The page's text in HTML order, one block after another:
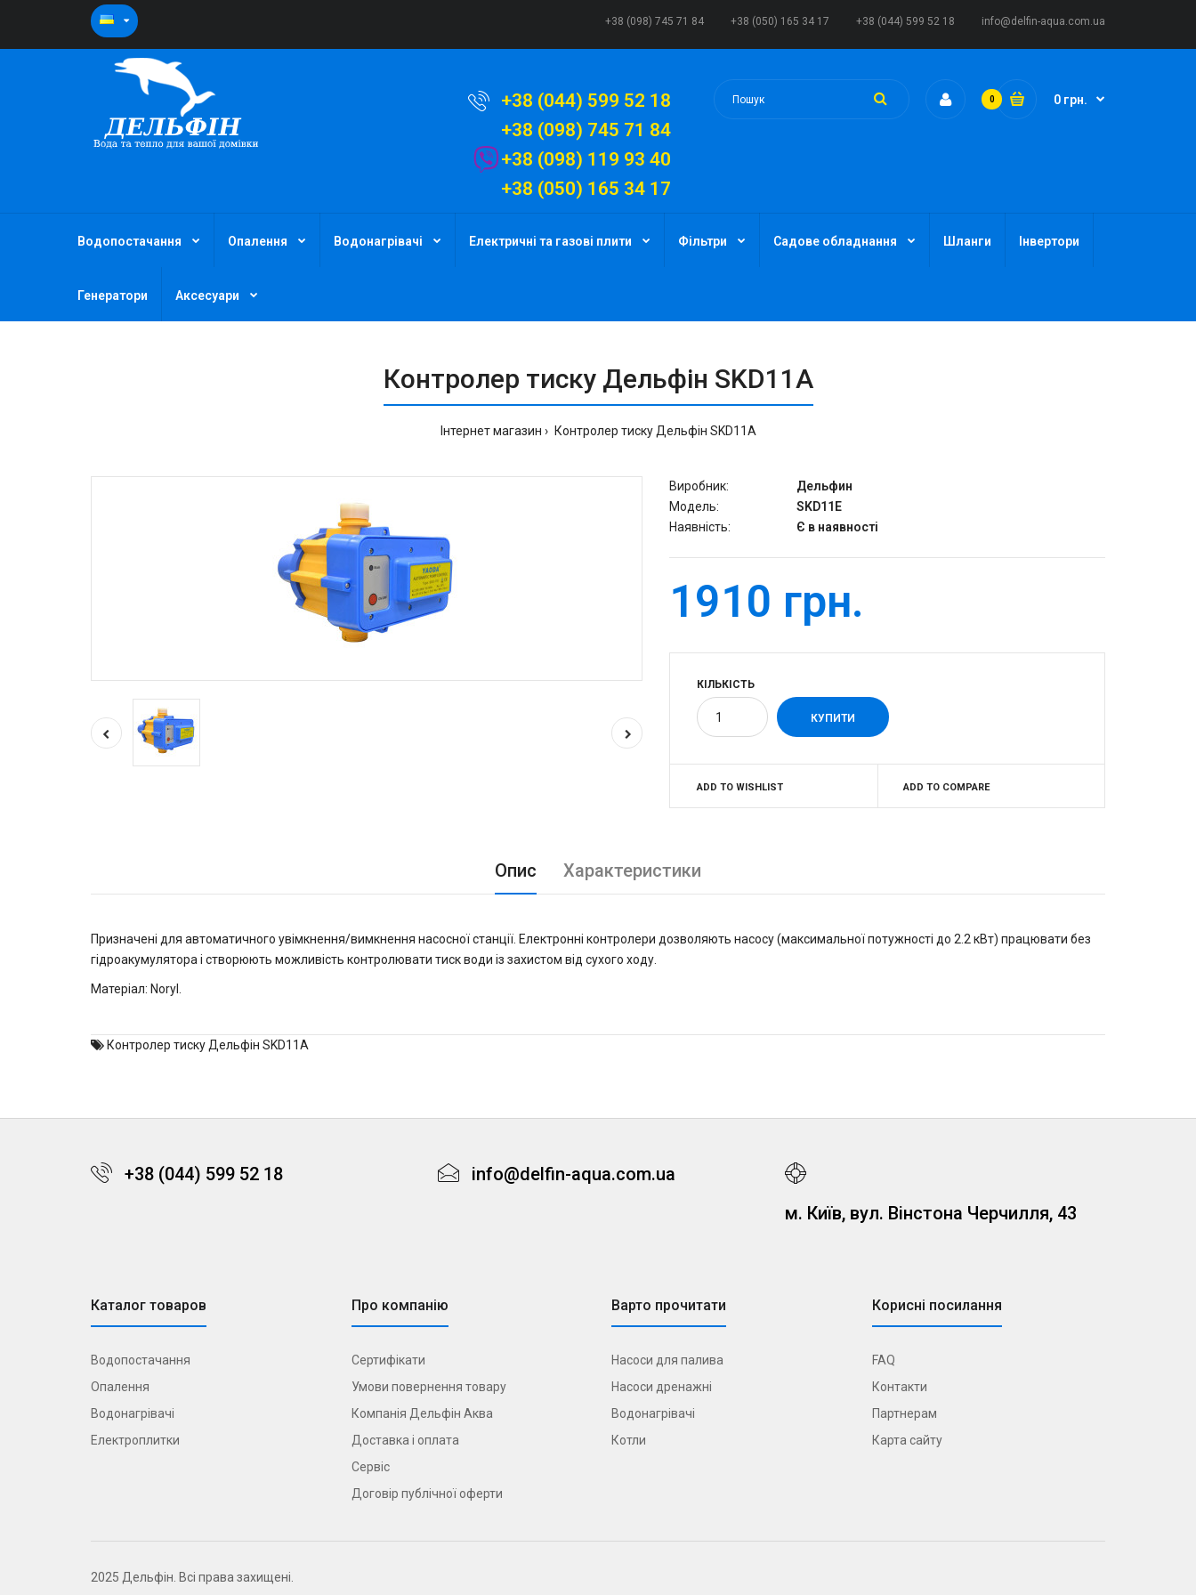
+38 (098) 745 71 84 +38 (050) 165 34 17 +38 (044) 599 52 18 info@delfin-aqua.com.ua
+38 (044) 599 52 18
+38 (098) 745 71 84
+38 (098) 119 93 40
+38 (050) 165 34 17
0 0 грн.
Водопостачання Опалення Водонагрівачі Електричні та газові плити Фільтри Садове обладнання Шланги Інвертори
Генератори Аксесуари
Контролер тиску Дельфін SKD11A
Інтернет магазин Контролер тиску Дельфін SKD11A
Виробник:
Дельфин
Модель:
SKD11E
Наявність:
Є в наявності
1910 грн.
КІЛЬКІСТЬ
ADD TO WISHLIST ADD TO COMPARE
Опис Характеристики
Призначені для автоматичного увімкнення/вимкнення насосної станції. Електронні контролери дозволяють насосу (максимальної потужності до 2.2 кВт) працювати без
гідроакумулятора і створюють можливість контролювати тиск води із захистом від сухого ходу.
Матеріал: Noryl.
Контролер тиску Дельфін SKD11A
+38 (044) 599 52 18
info@delfin-aqua.com.ua
м. Київ, вул. Вінстона Черчилля, 43
Каталог товаров
Водопостачання
Опалення
Водонагрівачі
Електроплитки
Про компанію
Сертифікати
Умови повернення товару
Компанія Дельфін Аква
Доставка і оплата
Сервіс
Договір публічної оферти
Варто прочитати
Насоси для палива
Насоси дренажні
Водонагрівачі
Котли
Корисні посилання
FAQ
Контакти
Партнерам
Карта сайту
2025 Дельфін. Всі права захищені.